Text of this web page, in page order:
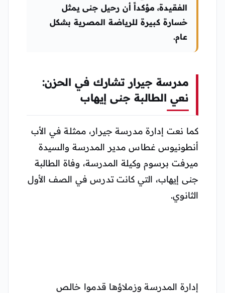
الفقيدة، مؤكداً أن رحيل جنى يمثل
خسارة كبيرة للرياضة المصرية بشكل
عام.
مدرسة جيرار تشارك في الحزن:
نعي الطالبة جنى إيهاب
كما نعت إدارة مدرسة جيرار، ممثلة في الأب
أنطونيوس غطاس مدير المدرسة والسيدة
ميرفت برسوم وكيلة المدرسة، وفاة الطالبة
جنى إيهاب، التي كانت تدرس في الصف الأول
الثانوي.
إدارة المدرسة وزملاؤها قدموا خالص